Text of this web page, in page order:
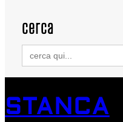
cerca
Search
for:
STANCA